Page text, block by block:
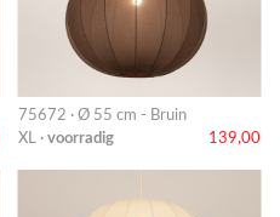
75672 · Ø 55 cm - Bruin
XL · voorradig 139,00